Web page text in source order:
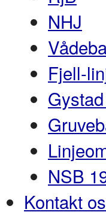
NHJ
Fjell-
NSB
Kontakt